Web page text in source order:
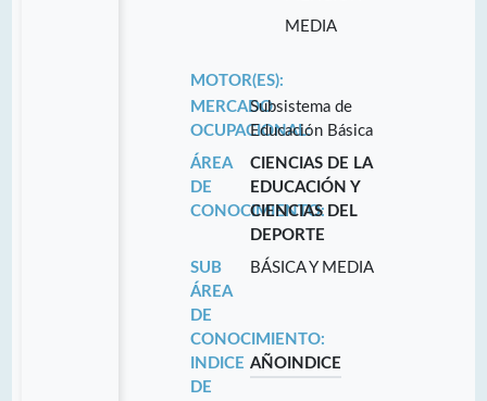
MEDIA
MOTOR(ES):
MERCADO
OCUPACIONAL:
Subsistema de
Educación Básica
ÁREA
DE
CONOCIMIENTO:
CIENCIAS DE LA
EDUCACIÓN Y
CIENCIAS DEL
DEPORTE
SUB
ÁREA
DE
CONOCIMIENTO:
BÁSICA Y MEDIA
INDICE
DE
AÑO INDICE